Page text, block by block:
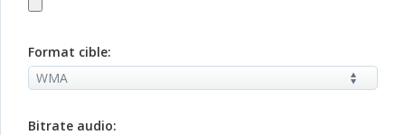
Format cible:
Bitrate audio: